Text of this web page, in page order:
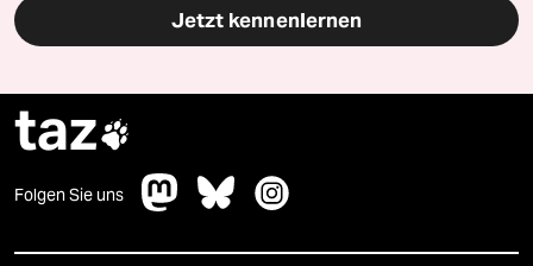
Jetzt kennenlernen
taz
Folgen Sie uns